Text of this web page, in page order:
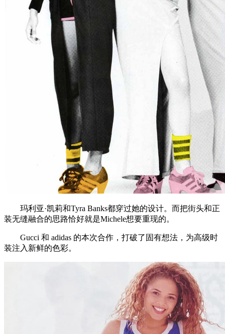
玛利亚·凯莉和Tyra Banks都穿过她的设计。而把街头和正
装无缝融合的思路恰好就是Michele想要重现的。
Gucci 和 adidas 的本次合作，打破了固有想法，为高级时
装注入新鲜的色彩。